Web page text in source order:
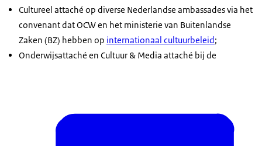
Cultureel attaché op diverse Nederlandse ambassades via het
convenant dat OCW en het ministerie van Buitenlandse
Zaken (BZ) hebben op internationaal cultuurbeleid;
Onderwijsattaché en Cultuur & Media attaché bij de